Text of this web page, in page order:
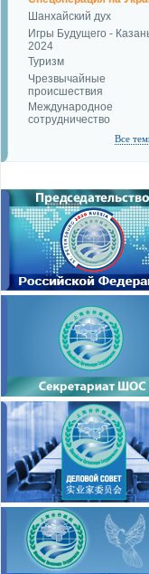
Шанхайский дух
Игры Будущего -
2024
Туризм
Чрезвычайные
происшествия
Международное
сотрудничество
Все